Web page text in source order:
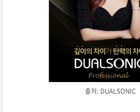
출처: DUALSONIC